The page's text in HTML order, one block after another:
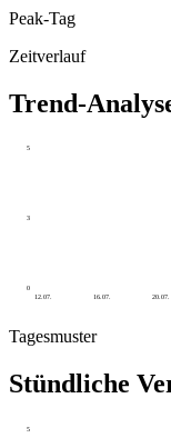
Peak-Tag
Zeitverlauf
Trend-
0
3
5
12.07. 16.07. 20.07.
Tagesmuster
Stündliche
5